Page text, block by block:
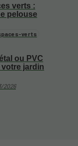
verts
verts :
pelouse
2026
ou PVC
jardin